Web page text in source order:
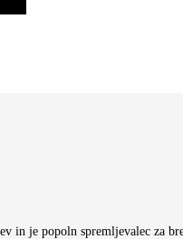
in je popoln spremljevalec za